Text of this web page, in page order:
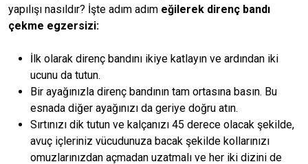
yapılışı nasıldır? İşte adım adım eğilerek direnç bandı
çekme egzersizi:
İlk olarak direnç bandını ikiye katlayın ve ardından iki
ucunu da tutun.
Bir ayağınızla direnç bandının tam ortasına basın. Bu
esnada diğer ayağınızı da geriye doğru atın.
Sırtınızı dik tutun ve kalçanızı 45 derece olacak şekilde,
avuç içleriniz vücudunuza bacak şekilde kollarınızı
omuzlarınızdan açmadan uzatmalı ve her iki dizini de